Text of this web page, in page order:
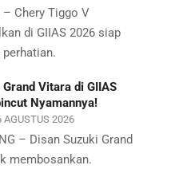
– Chery Tiggo V
di GIIAS 2026 siap
Vitara di GIIAS
Nyamannya!
AGUSTUS 2026
– Disan Suzuki Grand
membosankan.